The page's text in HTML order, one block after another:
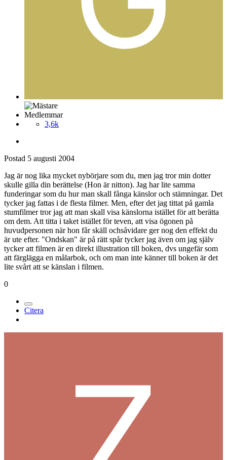
Medlemmar
3,6k
Postad 5 augusti 2004
Jag är nog lika mycket nybörjare som du, men jag tror min dotter
skulle gilla din berättelse (Hon är nitton). Jag har lite samma
funderingar som du hur man skall fånga känslor och stämningar. Det
tycker jag fattas i de flesta filmer. Men, efter det jag tittat på gamla
stumfilmer tror jag att man skall visa känslorna istället för att berätta
om dem. Att titta i taket istället för teven, att visa ögonen på
huvudpersonen när hon får skäll ochsåvidare ger nog den effekt du
är ute efter. "Ondskan" är på rätt spår tycker jag även om jag själv
tycker att filmen är en direkt illustration till boken, dvs ungefär som
att färglägga en målarbok, och om man inte känner till boken är det
lite svårt att se känslan i filmen.
0
Citera